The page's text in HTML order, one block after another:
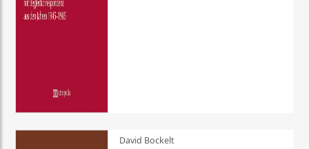
David Bockelt